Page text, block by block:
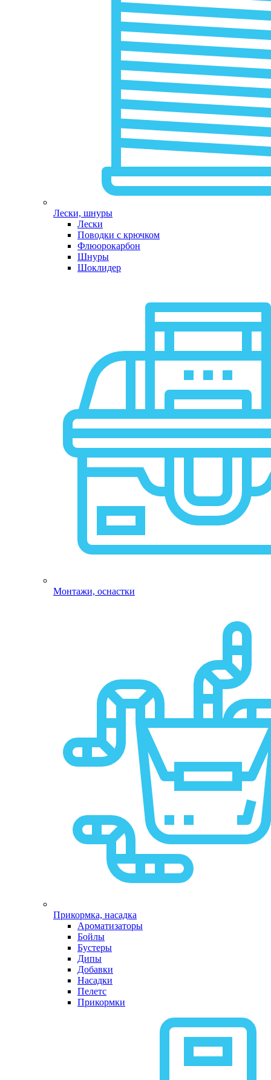
Лески, шнуры
Лески
Поводки с крючком
Флюорокарбон
Шнуры
Шоклидер
Монтажи, оснастки
Прикормка, насадка
Ароматизаторы
Бойлы
Бустеры
Дипы
Добавки
Насадки
Пелетс
Прикормки